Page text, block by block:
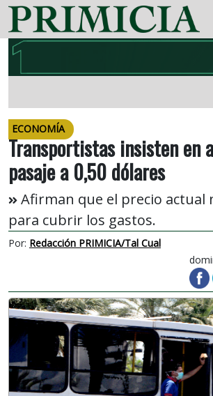
ECONOMÍA
Transportistas insisten en
pasaje a 0,50 dólares
Afirman que el precio actual
para cubrir los gastos.
Por: Redacción PRIMICIA/Tal Cual